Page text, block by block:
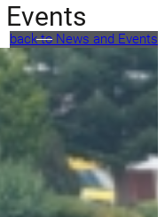
Events
back to News and Events